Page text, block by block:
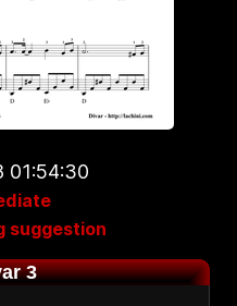
01:54:30
suggestion
3